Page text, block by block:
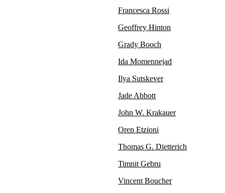
Francesca Rossi
Geoffrey Hinton
Grady Booch
Ida Momennejad
Ilya Sutskever
Jade Abbott
John W. Krakauer
Oren Etzioni
Thomas G. Dietterich
Timnit Gebru
Vincent Boucher